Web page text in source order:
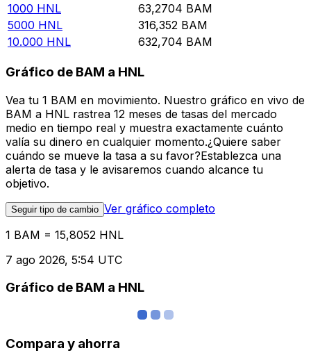
1000 HNL 63,2704 BAM
5000 HNL 316,352 BAM
10.000 HNL 632,704 BAM
Gráfico de BAM a HNL
Vea tu 1 BAM en movimiento. Nuestro gráfico en vivo de
BAM a HNL rastrea 12 meses de tasas del mercado
medio en tiempo real y muestra exactamente cuánto
valía su dinero en cualquier momento.¿Quiere saber
cuándo se mueve la tasa a su favor?Establezca una
alerta de tasa y le avisaremos cuando alcance tu
objetivo.
Seguir tipo de cambio Ver gráfico completo
1 BAM = 15,8052 HNL
7 ago 2026, 5:54 UTC
Gráfico de BAM a HNL
Compara y ahorra